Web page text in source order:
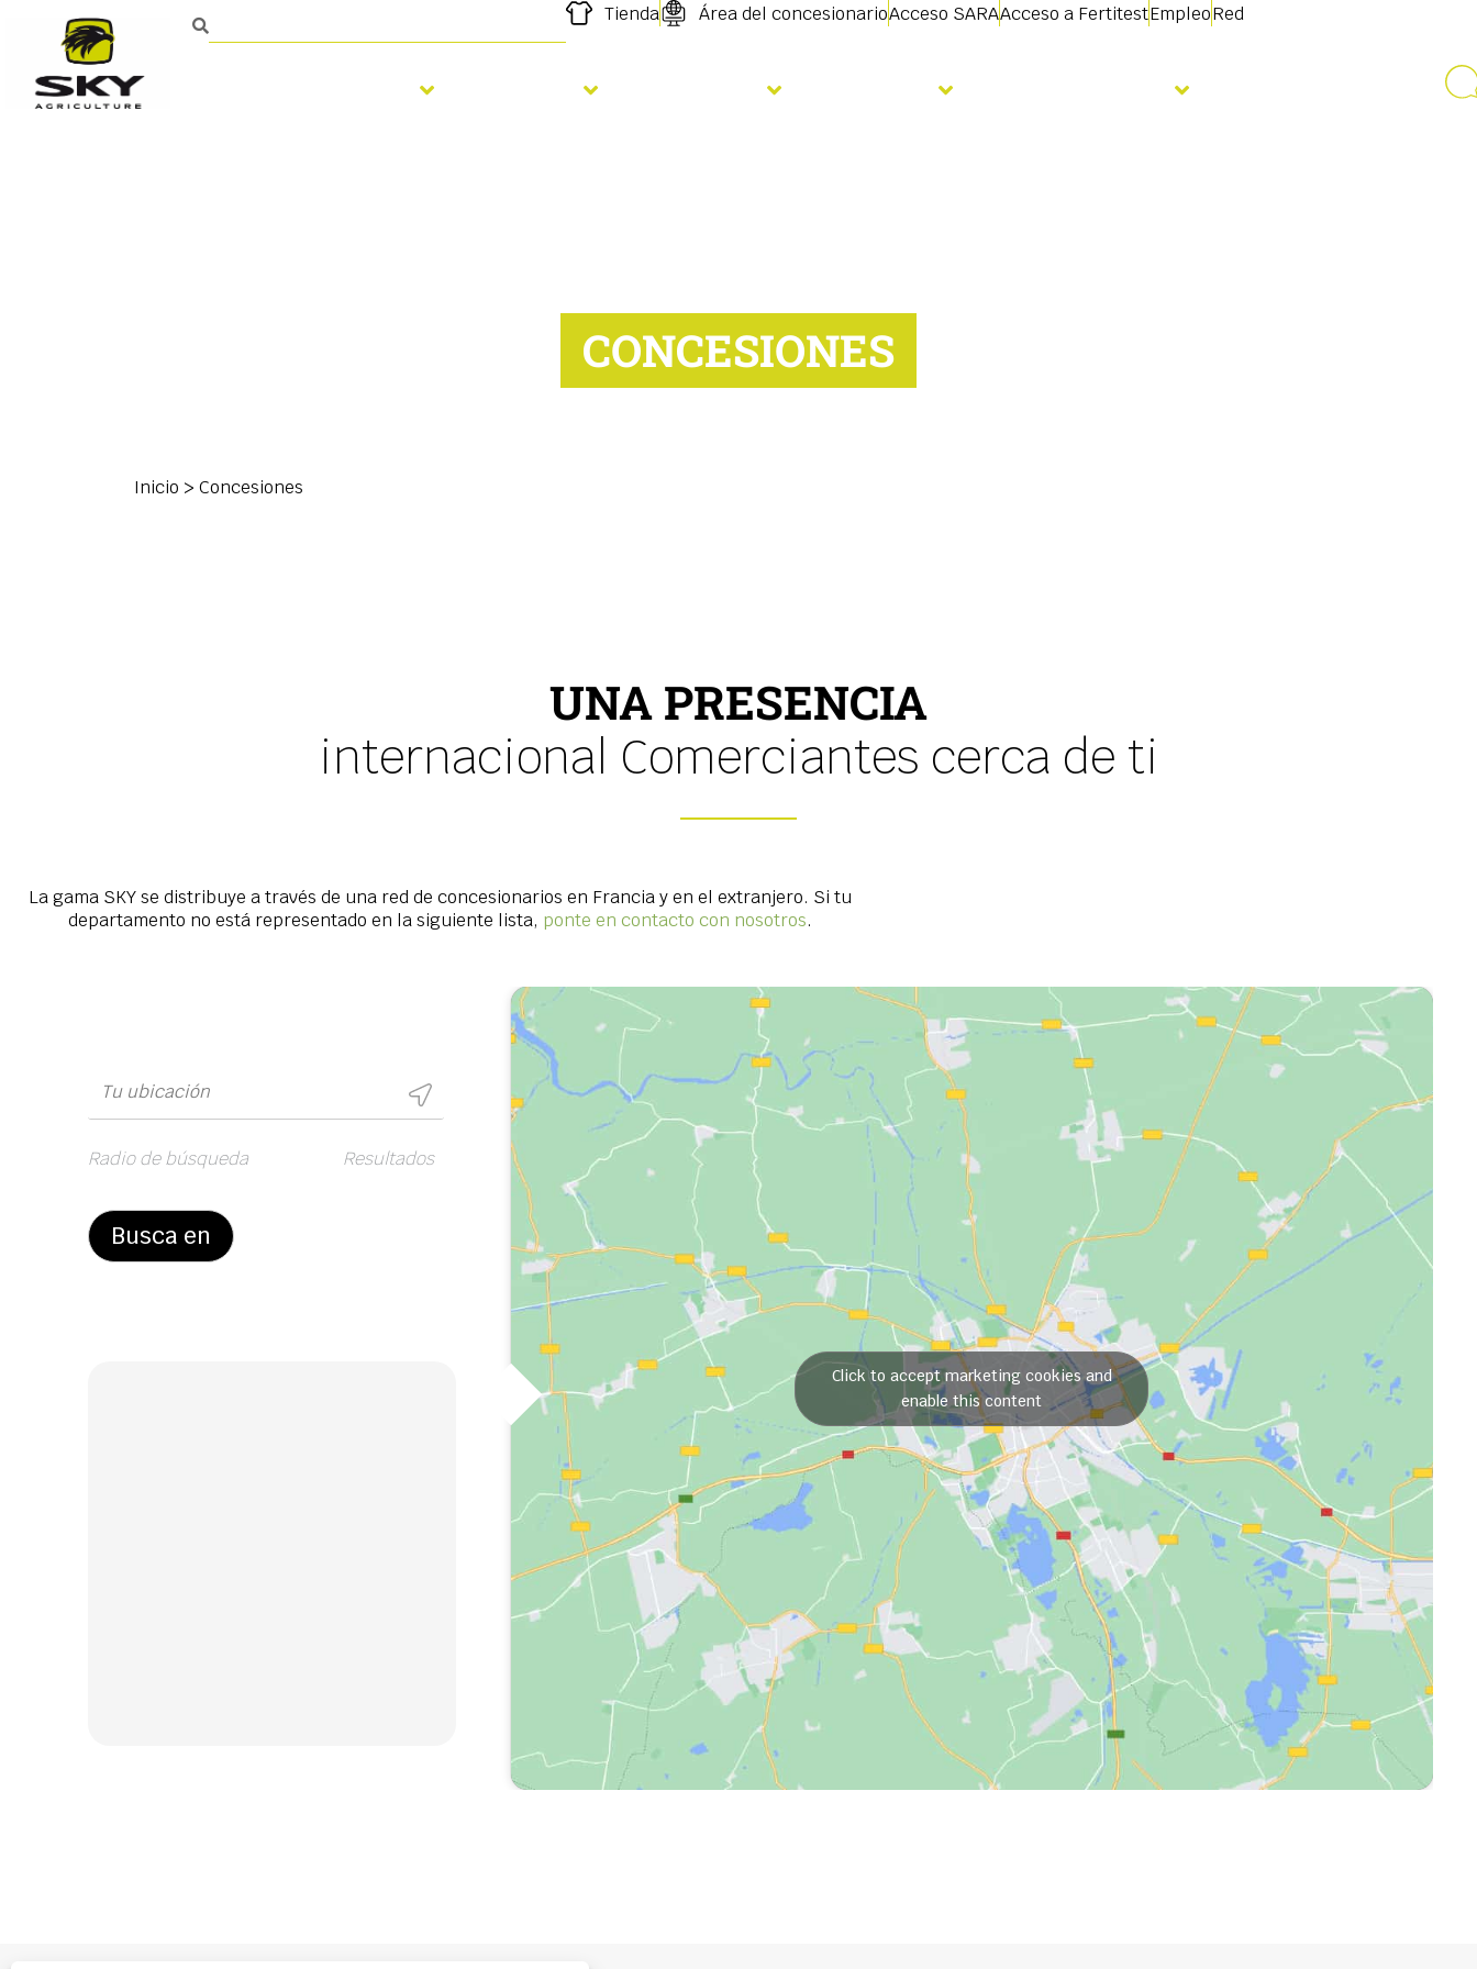
Tienda Área del concesionarioAcceso SARAAcceso a FertitestEmpleoRed
CONCESIONES
Inicio > Concesiones
UNA PRESENCIA
internacional Comerciantes cerca de ti
La gama SKY se distribuye a través de una red de concesionarios en Francia y en el extranjero. Si tu
departamento no está representado en la siguiente lista, ponte en contacto con nosotros.
Radio de búsqueda Resultados
Click to accept marketing cookies and
enable this content